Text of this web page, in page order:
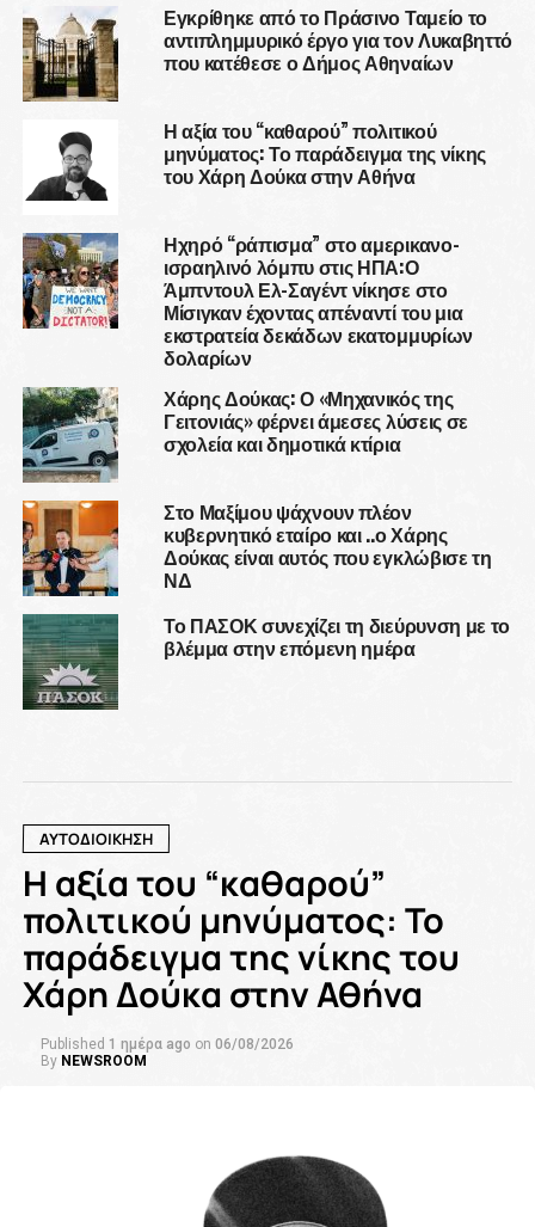
Εγκρίθηκε από το Πράσινο Ταμείο το
αντιπλημμυρικό έργο για τον Λυκαβηττό
που κατέθεσε ο Δήμος Αθηναίων
Η αξία του “καθαρού” πολιτικού
μηνύματος: Το παράδειγμα της νίκης
του Χάρη Δούκα στην Αθήνα
Ηχηρό “ράπισμα” στο αμερικανο-
ισραηλινό λόμπυ στις ΗΠΑ:Ο
Άμπντουλ Ελ-Σαγέντ νίκησε στο
Μίσιγκαν έχοντας απέναντί του μια
εκστρατεία δεκάδων εκατομμυρίων
δολαρίων
Χάρης Δούκας: Ο «Μηχανικός της
Γειτονιάς» φέρνει άμεσες λύσεις σε
σχολεία και δημοτικά κτίρια
Στο Μαξίμου ψάχνουν πλέον
κυβερνητικό εταίρο και ..ο Χάρης
Δούκας είναι αυτός που εγκλώβισε τη
ΝΔ
Το ΠΑΣΟΚ συνεχίζει τη διεύρυνση με το
βλέμμα στην επόμενη ημέρα
ΑΥΤΟΔΙΟΙΚΗΣΗ
Η αξία του “καθαρού”
πολιτικού μηνύματος: Το
παράδειγμα της νίκης του
Χάρη Δούκα στην Αθήνα
Published 1 ημέρα ago on 06/08/2026
By NEWSROOM